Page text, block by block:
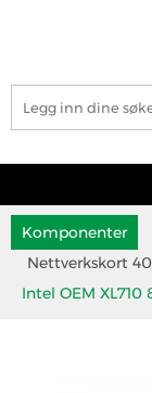
Komponenter
Nettverkskort
Intel OEM XL710